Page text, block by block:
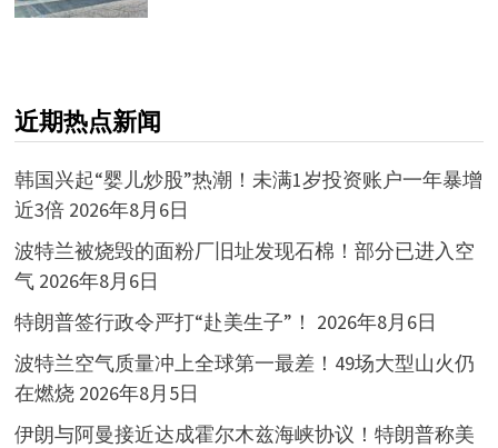
近期热点新闻
韩国兴起“婴儿炒股”热潮！未满1岁投资账户一年暴增
近3倍 2026年8月6日
波特兰被烧毁的面粉厂旧址发现石棉！部分已进入空
气 2026年8月6日
特朗普签行政令严打“赴美生子”！ 2026年8月6日
波特兰空气质量冲上全球第一最差！49场大型山火仍
在燃烧 2026年8月5日
伊朗与阿曼接近达成霍尔木兹海峡协议！特朗普称美